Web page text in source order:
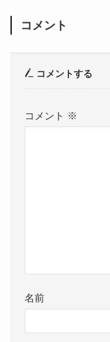
コメント
コメントする
コメント ※
名前